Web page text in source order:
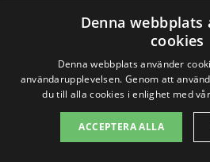
Nybro
Mörlunda
Hulterstad
Denna webbplats
cookies
Denna webbplats använder
användarupplevelsen. Genom att
du till alla cookies i enlighet med
ACCEPTERA ALLA